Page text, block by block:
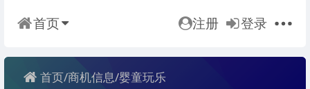
首页 注册 登录
首页/商机信息/婴童玩乐